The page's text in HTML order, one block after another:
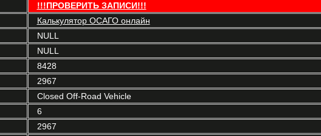
!!!ПРОВЕРИТЬ ЗАПИСИ!!!
Калькулятор ОСАГО онлайн
NULL
NULL
8428
2967
Closed Off-Road Vehicle
6
2967